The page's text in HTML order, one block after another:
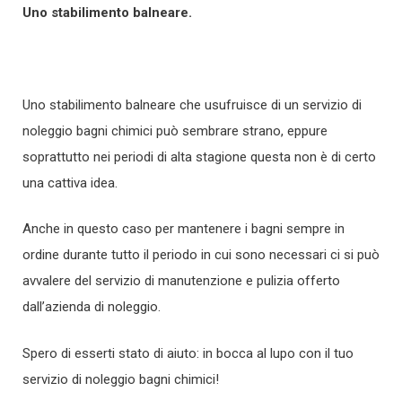
Uno stabilimento balneare.
Uno stabilimento balneare che usufruisce di un servizio di
noleggio bagni chimici può sembrare strano, eppure
soprattutto nei periodi di alta stagione questa non è di certo
una cattiva idea.
Anche in questo caso per mantenere i bagni sempre in
ordine durante tutto il periodo in cui sono necessari ci si può
avvalere del servizio di manutenzione e pulizia offerto
dall’azienda di noleggio.
Spero di esserti stato di aiuto: in bocca al lupo con il tuo
servizio di noleggio bagni chimici!